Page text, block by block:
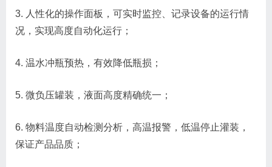
3. 人性化的操作面板，可实时监控、记录设备的运行情
况，实现高度自动化运行；
4. 温水冲瓶预热，有效降低瓶损；
5. 微负压罐装，液面高度精确统一；
6. 物料温度自动检测分析，高温报警，低温停止灌装，
保证产品品质；